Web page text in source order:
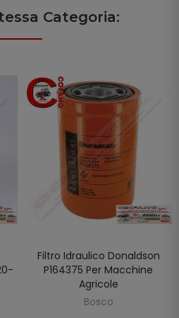
Categoria:
AGGIUNGI AL CARRELLO
Filtro Idraulico Donaldson
P164375 Per Macchine
Agricole
Bosco